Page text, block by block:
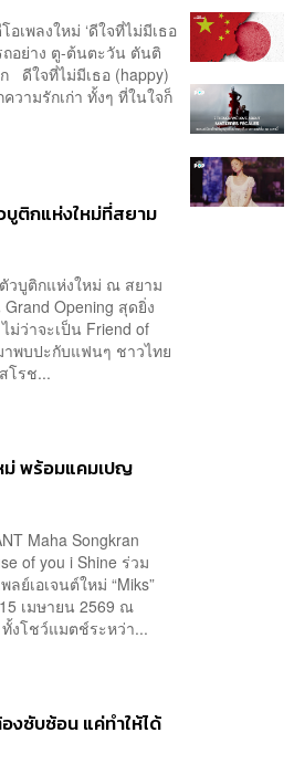
เพลงใหม่ ‘ดีใจที่ไม่มีเธอ
ถอย่าง ตู-ต้นตะวัน ตันติ
ดีใจที่ไม่มีเธอ (happy)
วามรักเก่า ทั้งๆ ที่ในใจก็
วบูติกแห่งใหม่ที่สยาม
วบูติกแห่งใหม่ ณ สยาม
Opening สุดยิ่ง
ว่าจะเป็น Friend of
พบปะกับแฟนๆ ชาวไทย
โรช...
ม่ พร้อมแคมเปญ
Maha Songkran
of you i Shine ร่วม
ย์เอเจนต์ใหม่ “Miks”
เมษายน 2569 ณ
งโชว์แมตช์ระหว่า...
งซับซ้อน แค่ทำให้ได้